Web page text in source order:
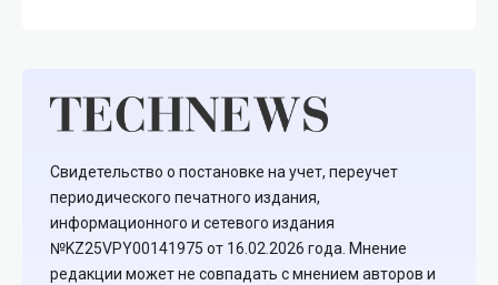
Свидетельство о постановке на учет, переучет
периодического печатного издания,
информационного и сетевого издания
№KZ25VPY00141975 от 16.02.2026 года. Мнение
редакции может не совпадать с мнением авторов и